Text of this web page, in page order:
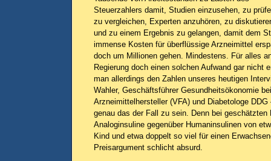
Steuerzahlers damit, Studien einzusehen, zu
zu vergleichen, Experten anzuhören, zu
und zu einem Ergebnis zu gelangen, damit dem
immense Kosten für überflüssige Arzneimittel
doch um Millionen gehen. Mindestens. Für alles
Regierung doch einen solchen Aufwand gar nicht
man allerdings den Zahlen unseres heutigen
Wahler, Geschäftsführer Gesundheitsökonomie
Arzneimittelhersteller (VFA) und Diabetologe
genau das der Fall zu sein. Denn bei geschätzten
Analoginsuline gegenüber Humaninsulinen von
Kind und etwa doppelt so viel für einen
Preisargument schlicht absurd.